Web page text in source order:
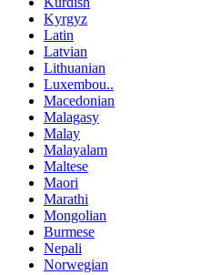
Kyrgyz
Latin
Latvian
Lithuanian
Luxembou..
Macedonian
Malagasy
Malay
Malayalam
Maltese
Maori
Marathi
Mongolian
Burmese
Nepali
Norwegian